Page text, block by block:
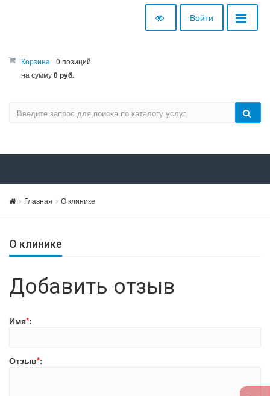
Войти
Корзина
0 позиций
на сумму0 руб.
Главная О клинике
О клинике
Добавить отзыв
Имя*:
Отзыв*: